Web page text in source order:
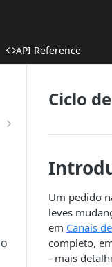
API Reference
Ciclo
Um pedido
leves
em Canais
completo,
- mais